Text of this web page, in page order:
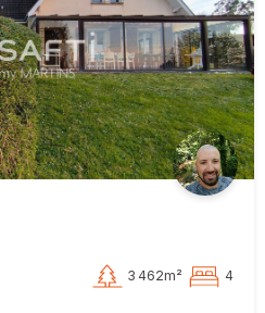
3 462m² 4